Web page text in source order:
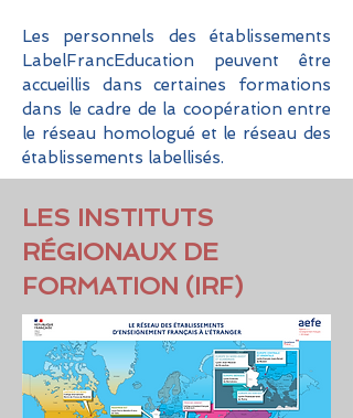
Les personnels des établissements
LabelFrancEducation peuvent être
accueillis dans certaines formations
dans le cadre de la coopération entre
le réseau homologué et le réseau des
établissements labellisés.
LES INSTITUTS
RÉGIONAUX DE
FORMATION (IRF)